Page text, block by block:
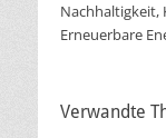
Nachhaltigkeit,
Erneuerbare
Verwandte